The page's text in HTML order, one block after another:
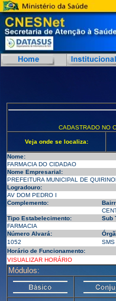
CADASTRADO NO
Veja onde se localiza:
Nome:
FARMACIA DO CIDADAO
Nome Empresarial:
PREFEITURA MUNICIPAL DE
Logradouro:
AV DOM PEDRO I
Complemento:
Tipo Estabelecimento:
Sub
FARMACIA
Número Alvará:
1052
SMS
Horário de Funcionamento:
VISUALIZAR HORÁRIO
Módulos: